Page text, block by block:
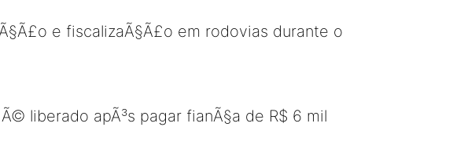
e fiscalizaÃ§Ã£o em rodovias durante o
liberado apÃ³s pagar fianÃ§a de R$ 6 mil